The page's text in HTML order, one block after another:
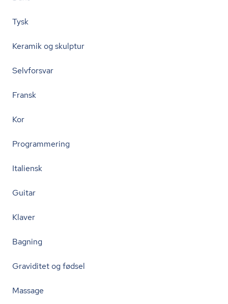
Tysk
Keramik og skulptur
Selvforsvar
Fransk
Kor
Programmering
Italiensk
Guitar
Klaver
Bagning
Graviditet og fødsel
Massage